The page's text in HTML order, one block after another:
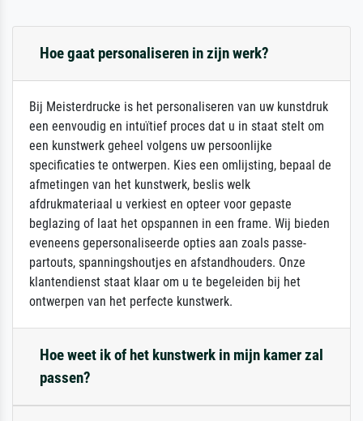
Hoe gaat personaliseren in zijn werk?
Bij Meisterdrucke is het personaliseren van uw kunstdruk
een eenvoudig en intuïtief proces dat u in staat stelt om
een kunstwerk geheel volgens uw persoonlijke
specificaties te ontwerpen. Kies een omlijsting, bepaal de
afmetingen van het kunstwerk, beslis welk
afdrukmateriaal u verkiest en opteer voor gepaste
beglazing of laat het opspannen in een frame. Wij bieden
eveneens gepersonaliseerde opties aan zoals passe-
partouts, spanningshoutjes en afstandhouders. Onze
klantendienst staat klaar om u te begeleiden bij het
ontwerpen van het perfecte kunstwerk.
Hoe weet ik of het kunstwerk in mijn kamer zal
passen?